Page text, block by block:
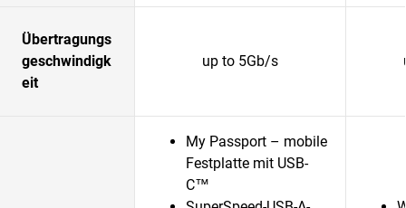
Übertragungs
geschwindigk
eit
up to 5Gb/s
My Passport – mobile
Festplatte mit USB-
C™